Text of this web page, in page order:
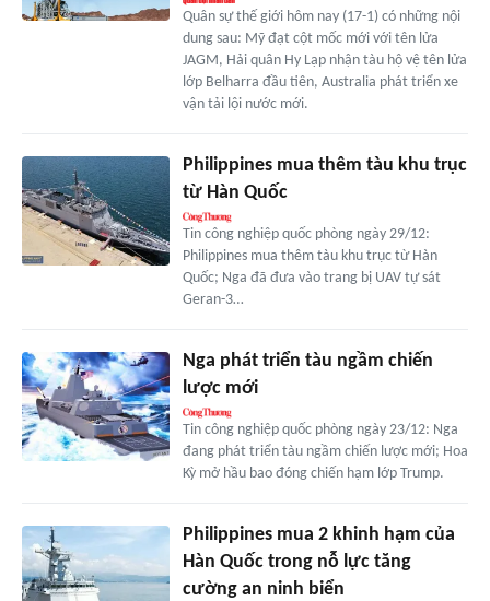
Quân sự thế giới hôm nay (17-1) có những nội
dung sau: Mỹ đạt cột mốc mới với tên lửa
JAGM, Hải quân Hy Lạp nhận tàu hộ vệ tên lửa
lớp Belharra đầu tiên, Australia phát triển xe
vận tải lội nước mới.
Philippines mua thêm tàu khu trục
từ Hàn Quốc
Tin công nghiệp quốc phòng ngày 29/12:
Philippines mua thêm tàu khu trục từ Hàn
Quốc; Nga đã đưa vào trang bị UAV tự sát
Geran-3…
Nga phát triển tàu ngầm chiến
lược mới
Tin công nghiệp quốc phòng ngày 23/12: Nga
đang phát triển tàu ngầm chiến lược mới; Hoa
Kỳ mở hầu bao đóng chiến hạm lớp Trump.
Philippines mua 2 khinh hạm của
Hàn Quốc trong nỗ lực tăng
cường an ninh biển